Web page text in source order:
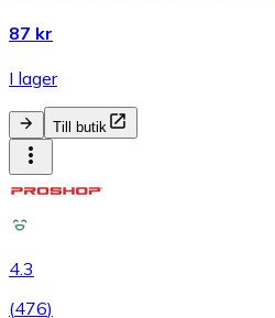
87 kr
I lager
Till butik
4.3
(476)